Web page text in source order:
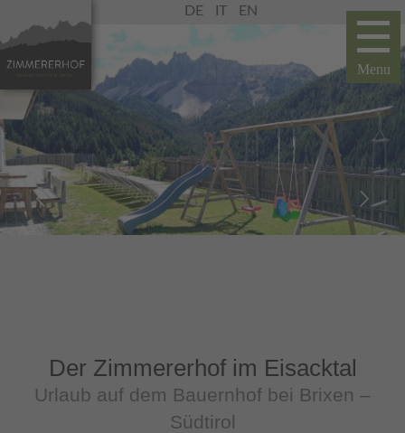
DE IT EN
Der Zimmererhof im Eisacktal
Urlaub auf dem Bauernhof bei Brixen –
Südtirol